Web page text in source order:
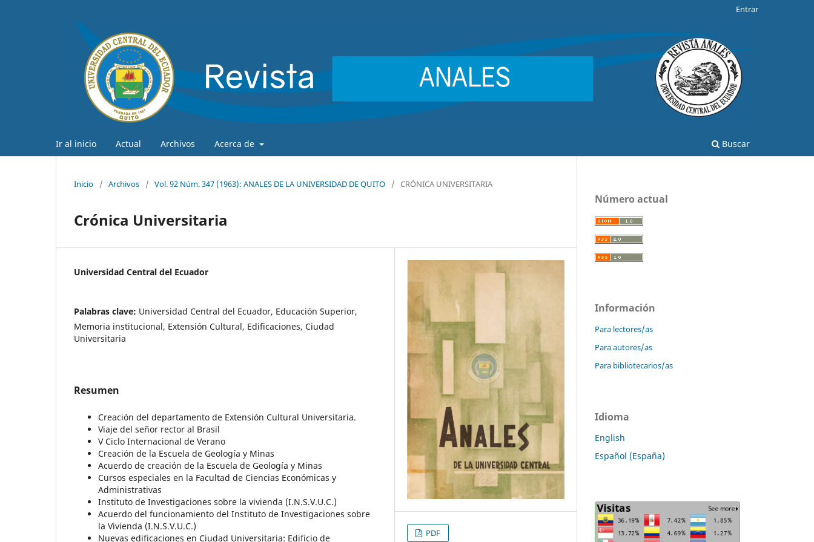
Ir al inicio Actual Archivos Acerca de Buscar
Entrar
Inicio / Archivos / Vol. 92 Núm. 347 (1963): ANALES DE LA UNIVERSIDAD DE QUITO / CRÓNICA UNIVERSITARIA
Crónica Universitaria
Universidad Central del Ecuador
Palabras clave: Universidad Central del Ecuador, Educación Superior,
Memoria institucional, Extensión Cultural, Edificaciones, Ciudad
Universitaria
Resumen
Creación del departamento de Extensión Cultural Universitaria.
Viaje del señor rector al Brasil
V Ciclo Internacional de Verano
Creación de la Escuela de Geología y Minas
Acuerdo de creación de la Escuela de Geología y Minas
Cursos especiales en la Facultad de Ciencias Económicas y
Administrativas
Instituto de Investigaciones sobre la vivienda (I.N.S.V.U.C.)
Acuerdo del funcionamiento del Instituto de Investigaciones sobre
la Vivienda (I.N.S.V.U.C.)
Nuevas edificaciones en Ciudad Universitaria: Edificio de
PDF
Número actual
Información
Para lectores/as
Para autores/as
Para bibliotecarios/as
Idioma
English
Español (España)